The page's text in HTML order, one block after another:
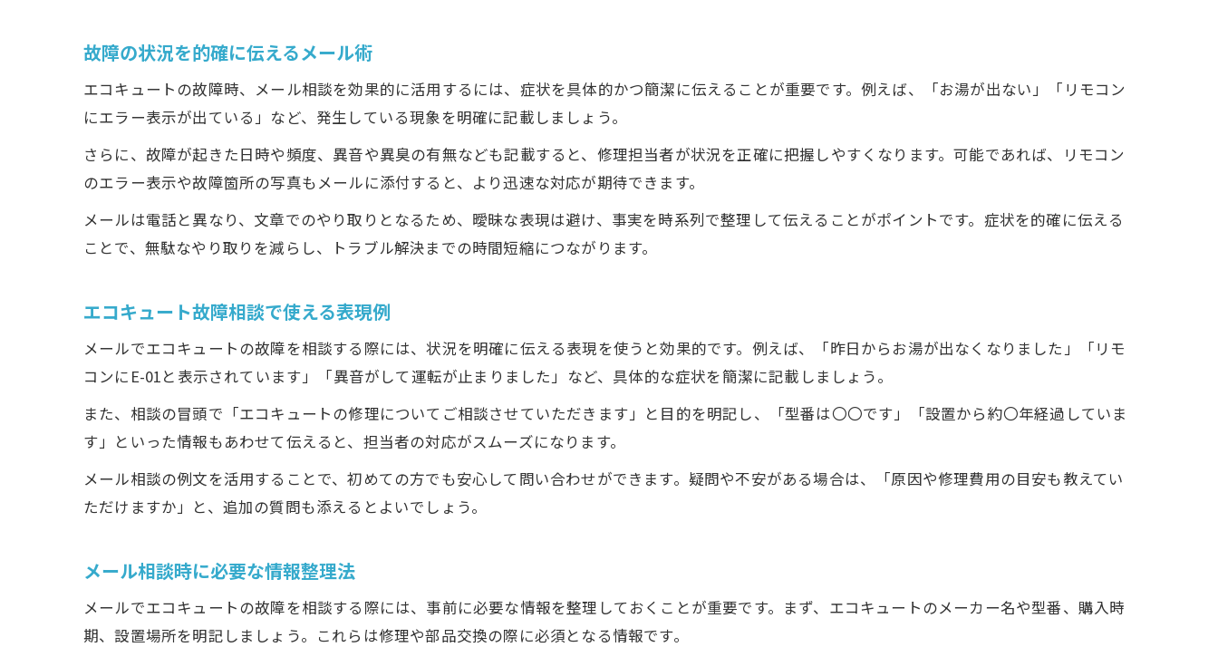
エコキュート故障時の型番や症状の整理
メール相談用チェックリストの活用方法
エコキュート修理依頼書類の準備方法
エコキュート故障時に役立つサポート窓口
相談返信の目安と早期解決のヒント
24時間対応のメール相談活用術
自己診断と応急処置でエコキュートトラブル軽減
エコキュート故障時の基本的な自己診断法
応急処置後のエコキュート故障相談方法
故障の状況を的確に伝えるメール術
エコキュートの故障時、メール相談を効果的に活用するには、症状を具体的かつ簡潔に伝えることが重要です。例えば、「お湯が出ない」「リモコン
にエラー表示が出ている」など、発生している現象を明確に記載しましょう。
さらに、故障が起きた日時や頻度、異音や異臭の有無なども記載すると、修理担当者が状況を正確に把握しやすくなります。可能であれば、リモコン
のエラー表示や故障箇所の写真もメールに添付すると、より迅速な対応が期待できます。
メールは電話と異なり、文章でのやり取りとなるため、曖昧な表現は避け、事実を時系列で整理して伝えることがポイントです。症状を的確に伝える
ことで、無駄なやり取りを減らし、トラブル解決までの時間短縮につながります。
エコキュート故障相談で使える表現例
メールでエコキュートの故障を相談する際には、状況を明確に伝える表現を使うと効果的です。例えば、「昨日からお湯が出なくなりました」「リモ
コンにE-01と表示されています」「異音がして運転が止まりました」など、具体的な症状を簡潔に記載しましょう。
また、相談の冒頭で「エコキュートの修理についてご相談させていただきます」と目的を明記し、「型番は〇〇です」「設置から約〇年経過していま
す」といった情報もあわせて伝えると、担当者の対応がスムーズになります。
メール相談の例文を活用することで、初めての方でも安心して問い合わせができます。疑問や不安がある場合は、「原因や修理費用の目安も教えてい
ただけますか」と、追加の質問も添えるとよいでしょう。
メール相談時に必要な情報整理法
メールでエコキュートの故障を相談する際には、事前に必要な情報を整理しておくことが重要です。まず、エコキュートのメーカー名や型番、購入時
期、設置場所を明記しましょう。これらは修理や部品交換の際に必須となる情報です。